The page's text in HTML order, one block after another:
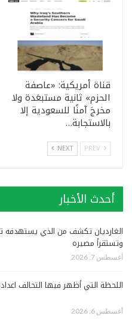
قناة أمريكية: «عاصفة
الحزم» ثانية مستبعَدة ولا
مخرجَ آمنًا للسعودية إلا
بالاستجابة…
NEXT
أحدث الأخبار
الغارديان تكشف من الذي يستهدفه
وتستقرأ مصيره
أغسطس 7, 2026
اللحظة التي أظهر فيها التحالف
أغسطس 6, 2026